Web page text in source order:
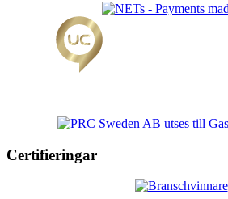
Certifieringar